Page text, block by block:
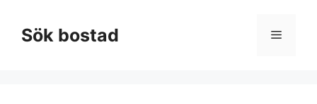
innehållSök bostad Meny